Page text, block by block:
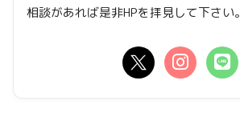
相談があれば是非HPを拝見して下さい。